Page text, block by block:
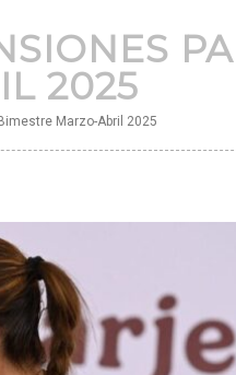
2025
Marzo-Abril 2025